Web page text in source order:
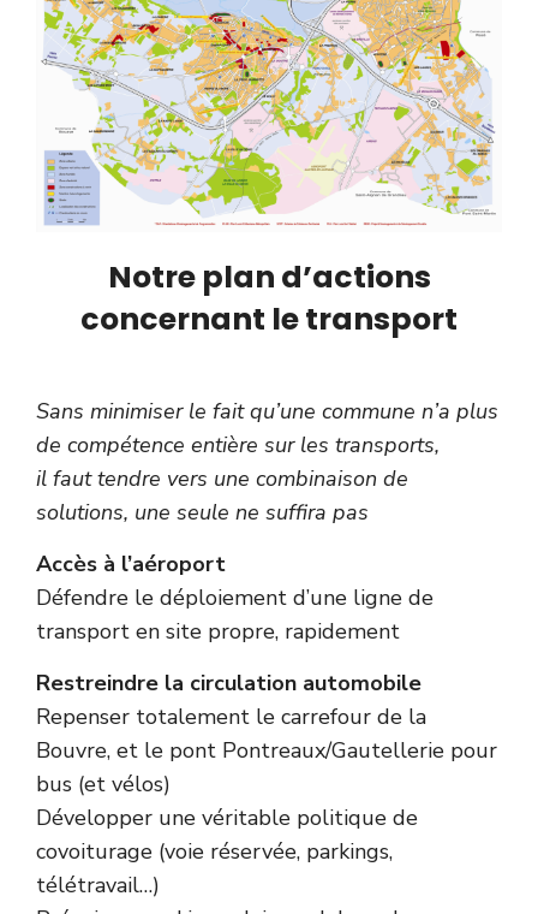
Notre plan d’actions
concernant le transport
Sans minimiser le fait qu’une commune n’a plus
de compétence entière sur les transports,
il faut tendre vers une combinaison de
solutions, une seule ne suffira pas
Accès à l’aéroport
Défendre le déploiement d’une ligne de
transport en site propre, rapidement
Restreindre la circulation automobile
Repenser totalement le carrefour de la
Bouvre, et le pont Pontreaux/Gautellerie pour
bus (et vélos)
Développer une véritable politique de
covoiturage (voie réservée, parkings,
télétravail…)